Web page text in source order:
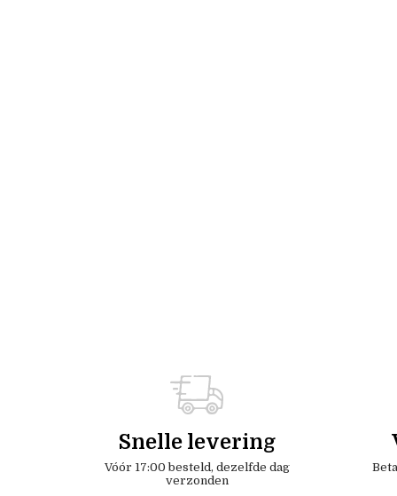
Snelle levering
Vóór 17:00 besteld, dezelfde dag
verzonden